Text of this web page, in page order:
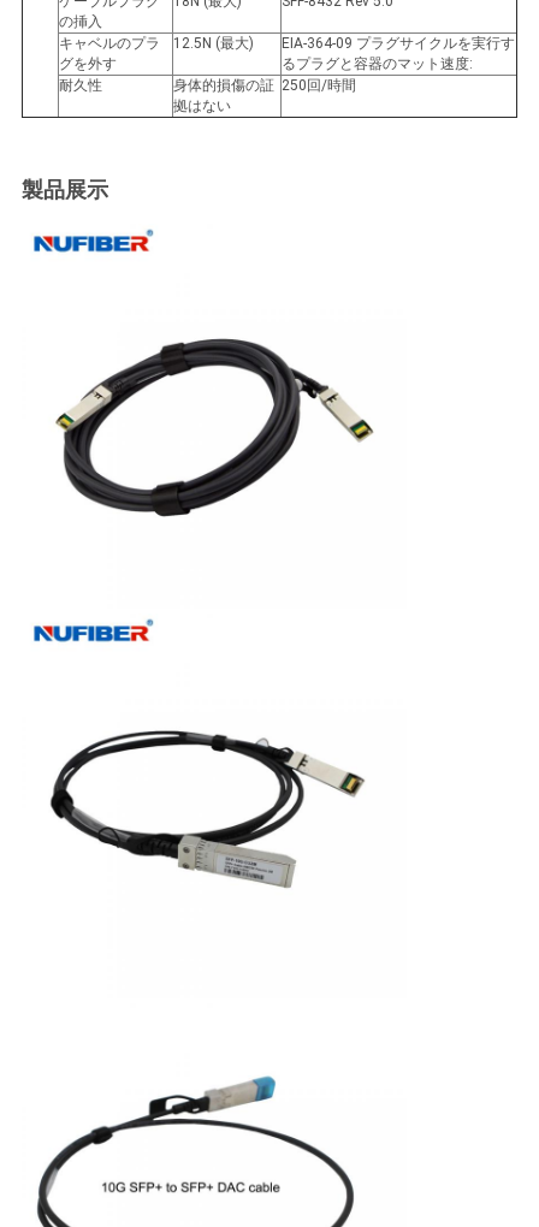
の挿入
キャベルのプラ
グを外す
12.5N (最大)
EIA-364-09 プラグサイクルを実行す
るプラグと容器のマット速度:
耐久性
身体的損傷の証
拠はない
250回/時間
製品展示